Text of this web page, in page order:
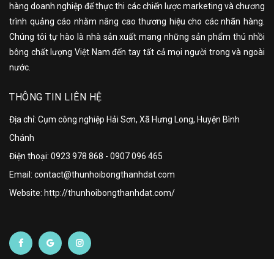
hàng doanh nghiệp để thực thi các chiến lược marketing và chương
trình quảng cáo nhằm nâng cao thương hiệu cho các nhãn hàng.
Chúng tôi tự hào là nhà sản xuất mang những sản phẩm thú nhồi
bông chất lượng Việt Nam đến tay tất cả mọi người trong và ngoài
nước.
THÔNG TIN LIÊN HỆ
Địa chỉ: Cụm công nghiệp Hải Sơn, Xã Hưng Long, Huyện Bình
Chánh
Điện thoại: 0923 978 868 - 0907 096 465
Email: contact@thunhoibongthanhdat.com
Website: http://thunhoibongthanhdat.com/